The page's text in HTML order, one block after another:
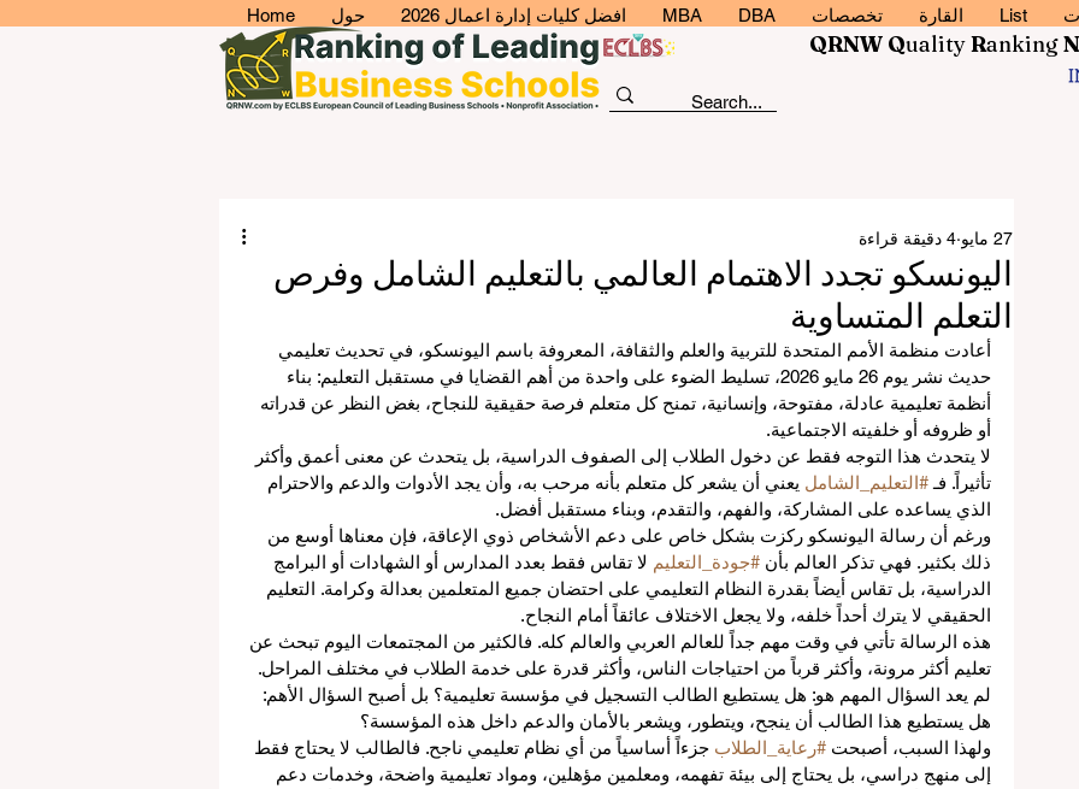
Home حول افضل كليات إدارة اعمال 2026 MBA DBA تخصصات القارة List
QRNW QualityRankingN
اليونسكو تجدد الاهتمام العالمي بالتعليم الشامل وفرص
التعلم المتساوية
27 مايو 4 دقيقة قراءة
أعادت منظمة الأمم المتحدة للتربية والعلم والثقافة، المعروفة باسم اليونسكو، في تحديث تعليمي
حديث نشر يوم 26 مايو 2026، تسليط الضوء على واحدة من أهم القضايا في مستقبل التعليم: بناء
أنظمة تعليمية عادلة، مفتوحة، وإنسانية، تمنح كل متعلم فرصة حقيقية للنجاح، بغض النظر عن قدراته
أو ظروفه أو خلفيته الاجتماعية.
لا يتحدث هذا التوجه فقط عن دخول الطلاب إلى الصفوف الدراسية، بل يتحدث عن معنى أعمق وأكثر
تأثيراً. فـ #التعليم_الشامل يعني أن يشعر كل متعلم بأنه مرحب به، وأن يجد الأدوات والدعم والاحترام
الذي يساعده على المشاركة، والفهم، والتقدم، وبناء مستقبل أفضل.
ورغم أن رسالة اليونسكو ركزت بشكل خاص على دعم الأشخاص ذوي الإعاقة، فإن معناها أوسع من
ذلك بكثير. فهي تذكر العالم بأن #جودة_التعليم لا تقاس فقط بعدد المدارس أو الشهادات أو البرامج
الدراسية، بل تقاس أيضاً بقدرة النظام التعليمي على احتضان جميع المتعلمين بعدالة وكرامة. التعليم
الحقيقي لا يترك أحداً خلفه، ولا يجعل الاختلاف عائقاً أمام النجاح.
هذه الرسالة تأتي في وقت مهم جداً للعالم العربي والعالم كله. فالكثير من المجتمعات اليوم تبحث عن
تعليم أكثر مرونة، وأكثر قرباً من احتياجات الناس، وأكثر قدرة على خدمة الطلاب في مختلف المراحل.
لم يعد السؤال المهم هو: هل يستطيع الطالب التسجيل في مؤسسة تعليمية؟ بل أصبح السؤال الأهم:
هل يستطيع هذا الطالب أن ينجح، ويتطور، ويشعر بالأمان والدعم داخل هذه المؤسسة؟
ولهذا السبب، أصبحت #رعاية_الطلاب جزءاً أساسياً من أي نظام تعليمي ناجح. فالطالب لا يحتاج فقط
إلى منهج دراسي، بل يحتاج إلى بيئة تفهمه، ومعلمين مؤهلين، ومواد تعليمية واضحة، وخدمات دعم